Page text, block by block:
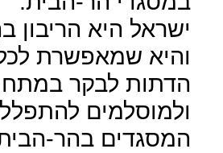
ישראל היא הריבון
והיא שמאפשרת
הדתות לבקר
ולמוסלמים
המסגדים בהר-